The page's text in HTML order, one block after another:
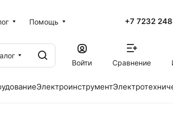
Помощь +7 7232
Войти
Сравнение
Электроинструмент